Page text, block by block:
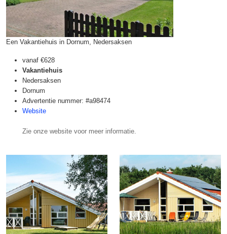
Een Vakantiehuis in Dornum, Nedersaksen
vanaf €628
Vakantiehuis
Nedersaksen
Dornum
Advertentie nummer: #a98474
Website
Zie onze website voor meer informatie.